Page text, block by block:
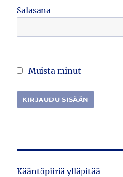
Salasana
Muista minut
Kääntöpiiriä ylläpitää